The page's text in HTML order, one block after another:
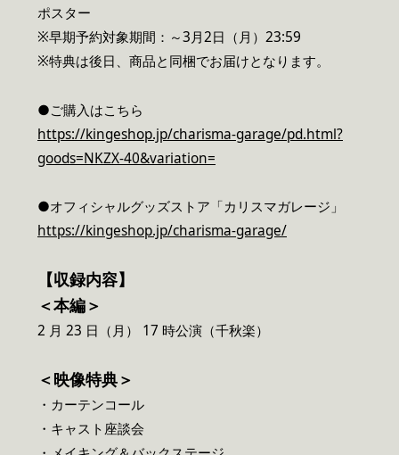
ポスター
※早期予約対象期間：～3月2日（月）23:59
※特典は後日、商品と同梱でお届けとなります。
●ご購入はこちら
https://kingeshop.jp/charisma-garage/pd.html?
goods=NKZX-40&variation=
●オフィシャルグッズストア「カリスマガレージ」
https://kingeshop.jp/charisma-garage/
【収録内容】
＜本編＞
2 月 23 日（月） 17 時公演（千秋楽）
＜映像特典＞
・カーテンコール
・キャスト座談会